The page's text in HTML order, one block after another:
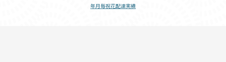
年月毎祝花配達実績